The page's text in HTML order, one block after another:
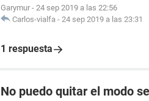
Garymur - 24 sep 2019 a las 22:56
Carlos-vialfa - 24 sep 2019 a las 23:31
1 respuesta
No puedo quitar el modo